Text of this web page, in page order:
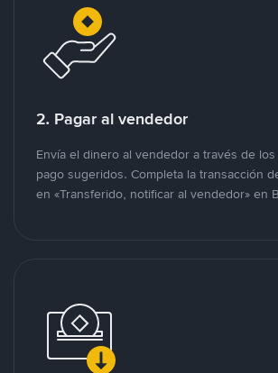
2. Pagar al vendedor
Envía el dinero al vendedor a través de
pago sugeridos. Completa la transacción
en «Transferido, notificar al vendedor» en